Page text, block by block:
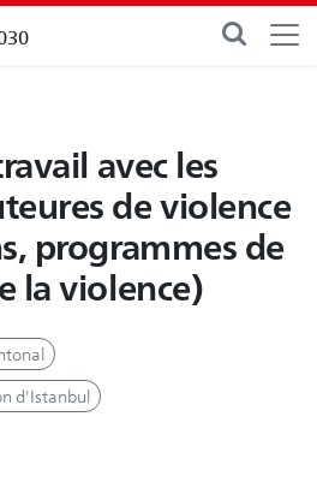
avec les
de violence
programmes de
la violence)
d'Istanbul